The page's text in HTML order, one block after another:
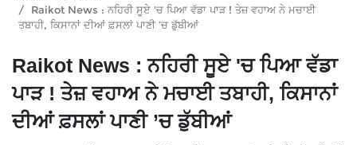
Raikot News : ਨਹਿਰੀ ਸੂਏ 'ਚ ਪਿਆ ਵੱਡਾ ਪਾੜ ! ਤੇਜ਼ ਵਹਾਅ ਨੇ ਮਚਾਈ
ਤਬਾਹੀ, ਕਿਸਾਨਾਂ ਦੀਆਂ ਫ਼ਸਲਾਂ ਪਾਣੀ ’ਚ ਡੁੱਬੀਆਂ
Raikot News : ਨਹਿਰੀ ਸੂਏ 'ਚ ਪਿਆ ਵੱਡਾ
ਪਾੜ ! ਤੇਜ਼ ਵਹਾਅ ਨੇ ਮਚਾਈ ਤਬਾਹੀ, ਕਿਸਾਨਾਂ
ਦੀਆਂ ਫ਼ਸਲਾਂ ਪਾਣੀ ’ਚ ਡੁੱਬੀਆਂ